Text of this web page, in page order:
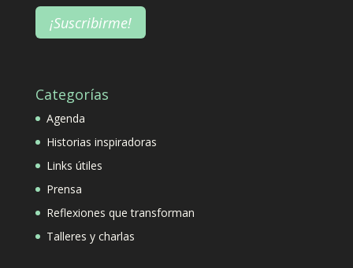
Categorías
Agenda
Historias inspiradoras
Links útiles
Prensa
Reflexiones que transforman
Talleres y charlas